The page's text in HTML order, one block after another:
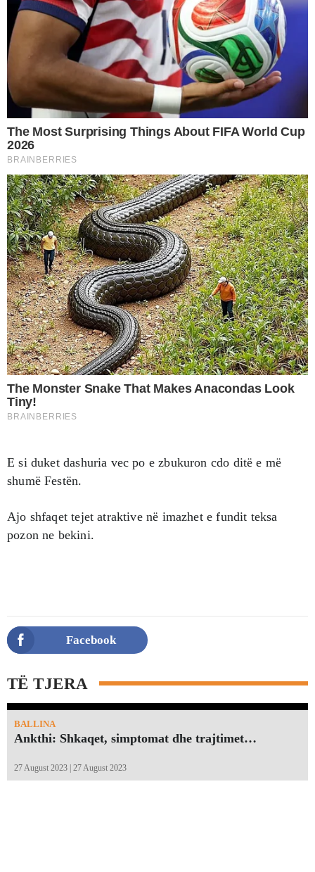
E si duket dashuria vec po e zbukuron cdo ditë e më
shumë Festën.
Ajo shfaqet tejet atraktive në imazhet e fundit teksa
pozon ne bekini.
Facebook
TË TJERA
BALLINA
Ankthi: Shkaqet, simptomat dhe trajtimet…
27 August 2023 | 27 August 2023